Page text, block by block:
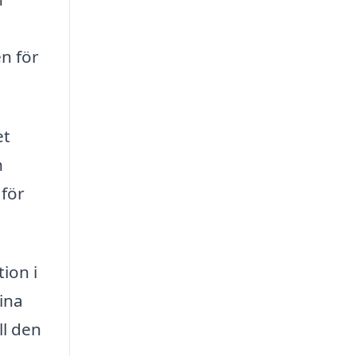
för
i
den